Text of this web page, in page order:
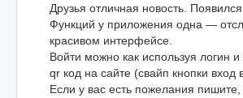
Друзья отличная новость.
Функций у приложения одна —
красивом интерфейсе.
Войти можно как используя логин
qr код на сайте (свайп кнопки вход
Если у вас есть пожелания